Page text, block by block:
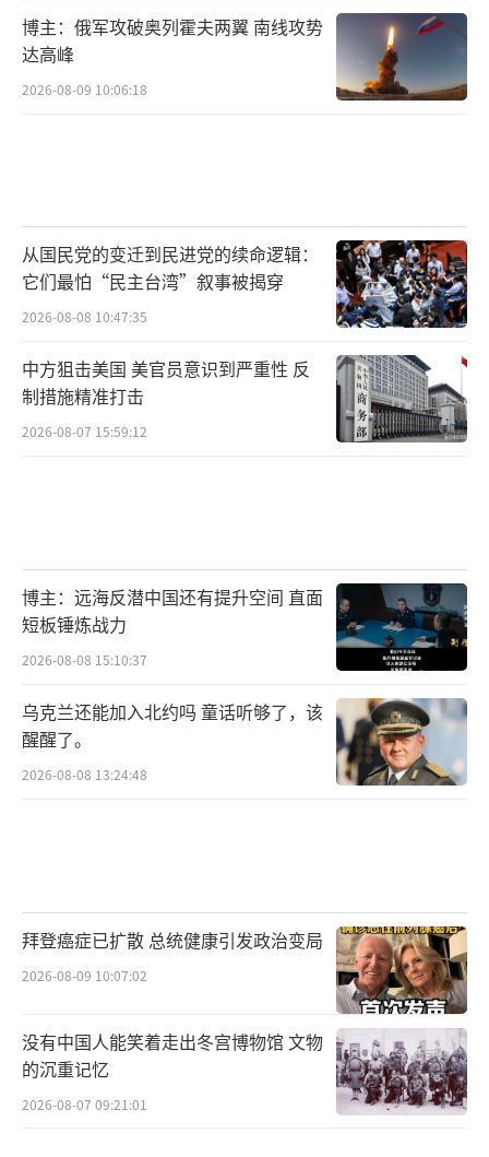
博主：俄军攻破奥列霍夫两翼 南线攻势
达高峰
2026-08-09 10:06:18
从国民党的变迁到民进党的续命逻辑：
它们最怕“民主台湾”叙事被揭穿
2026-08-08 10:47:35
中方狙击美国 美官员意识到严重性 反
制措施精准打击
2026-08-07 15:59:12
博主：远海反潜中国还有提升空间 直面
短板锤炼战力
2026-08-08 15:10:37
乌克兰还能加入北约吗 童话听够了，该
醒醒了。
2026-08-08 13:24:48
拜登癌症已扩散 总统健康引发政治变局
2026-08-09 10:07:02
没有中国人能笑着走出冬宫博物馆 文物
的沉重记忆
2026-08-07 09:21:01